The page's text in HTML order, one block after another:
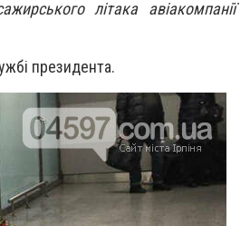
літака авіакомпанії
президента.